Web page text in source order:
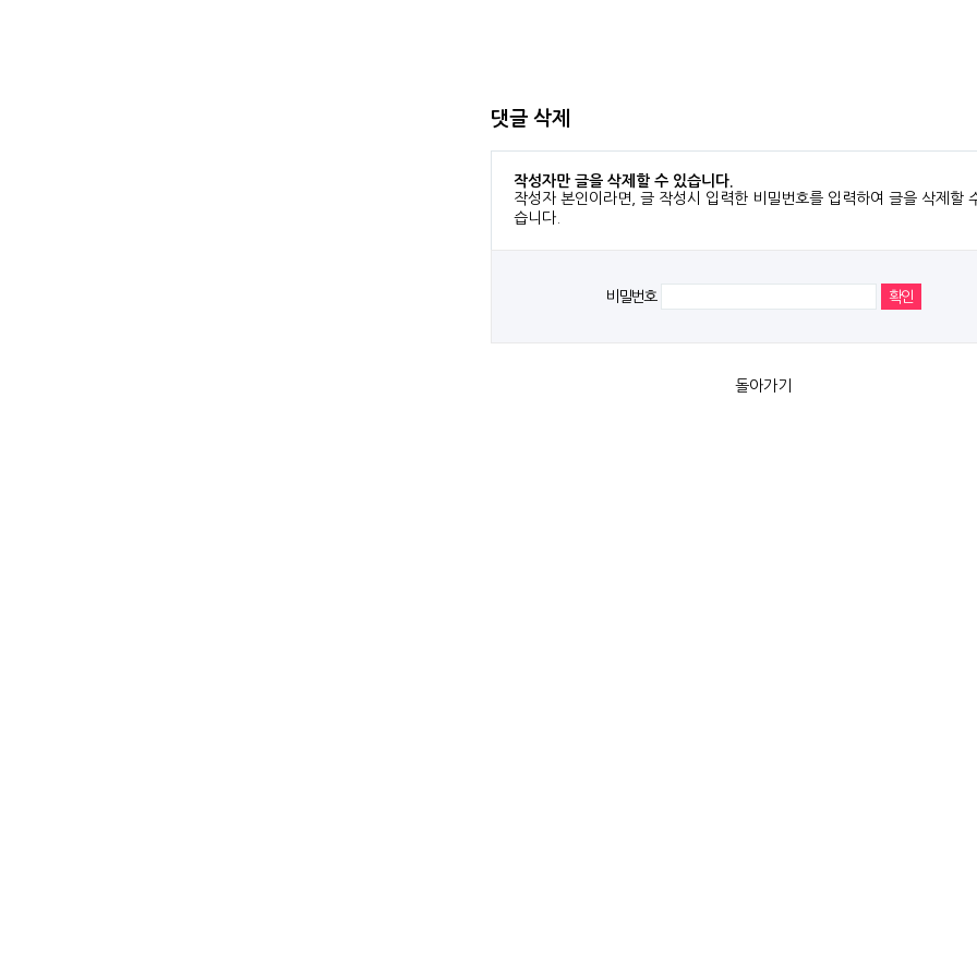
댓글 삭제
작성자만 글을 삭제할 수 있습니다.
작성자 본인이라면, 글 작성시 입력한 비밀번호를 입력하여 글을 삭제할
습니다.
비밀번호
돌아가기